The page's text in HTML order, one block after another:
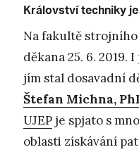
Království techniky
Na fakultě
děkana 25. 6.
jím stal dosavadní
Štefan Michna,
UJEP je spjato s
oblasti získávání